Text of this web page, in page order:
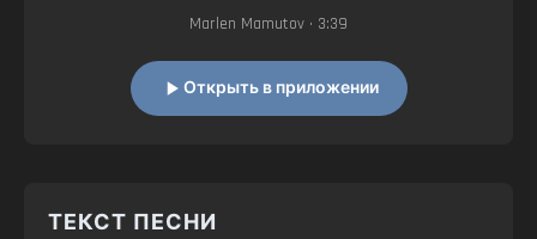
Marlen Mamutov • 3:39
Открыть в приложении
ТЕКСТ ПЕСНИ